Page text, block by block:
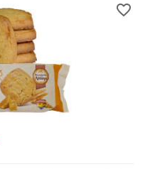
favorite_border